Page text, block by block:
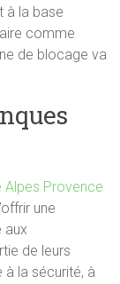
à la base
comme
de blocage va
Alpes Provence
une
aux
de leurs
la sécurité, à